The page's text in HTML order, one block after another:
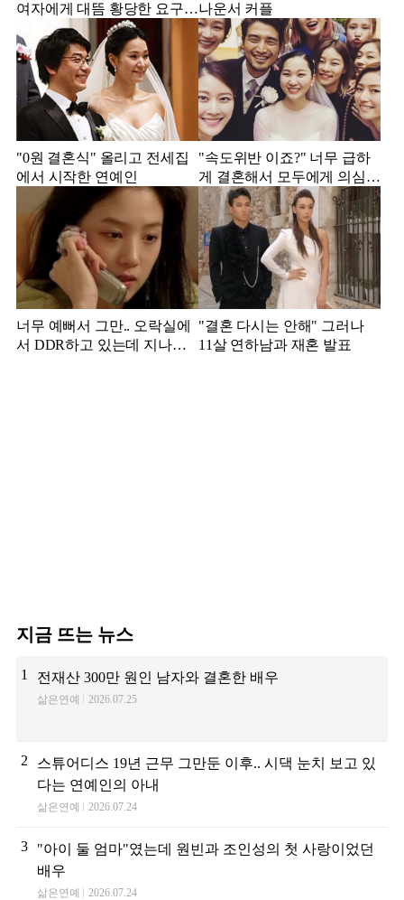
여자에게 대뜸 황당한 요구
했다는 MBC 아나운서
나운서 커플
"0원 결혼식" 올리고 전세집
에서 시작한 연예인
"속도위반 이죠?" 너무 급하
게 결혼해서 모두에게 의심
받았던 스타
너무 예뻐서 그만.. 오락실에
서 DDR하고 있는데 지나가
"결혼 다시는 안해" 그러나
11살 연하남과 재혼 발표
지금 뜨는 뉴스
1 전재산 300만 원인 남자와 결혼한 배우
삶은연예 2026.07.25
2
스튜어디스 19년 근무 그만둔 이후.. 시댁 눈치 보고 있
다는 연예인의 아내
삶은연예 2026.07.24
3
"아이 둘 엄마"였는데 원빈과 조인성의 첫 사랑이었던
배우
삶은연예 2026.07.24